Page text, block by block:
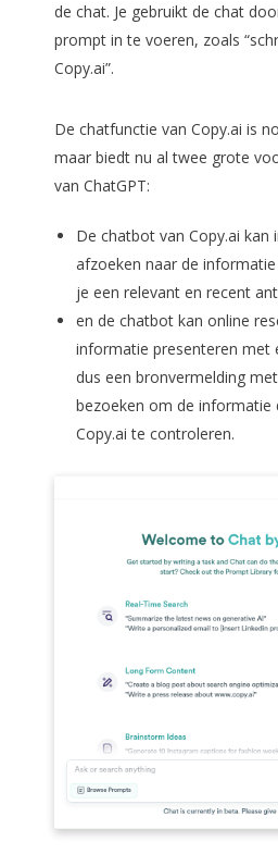
de chat. Je gebruikt de chat
prompt in te voeren, zoals
Copy.ai”.
De chatfunctie van Copy.ai is
maar biedt nu al twee grote
van ChatGPT:
De chatbot van Copy.ai
afzoeken naar de
je een relevant en recent
en de chatbot kan online
informatie presenteren met
dus een bronvermelding
bezoeken om de informatie
Copy.ai te controleren.